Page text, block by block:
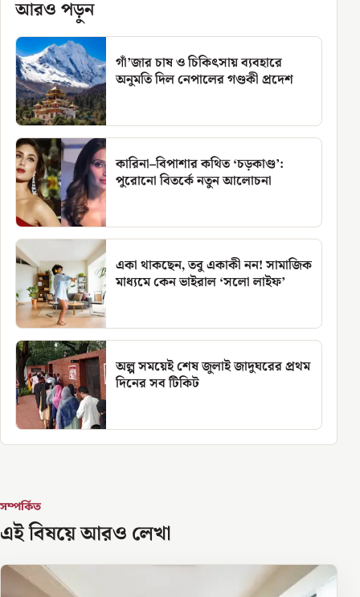
আরও পড়ুন
গাঁ’জার চাষ ও চিকিৎসায় ব্যবহারে
অনুমতি দিল নেপালের গণ্ডকী প্রদেশ
কারিনা–বিপাশার কথিত ‘চড়কাণ্ড’:
পুরোনো বিতর্কে নতুন আলোচনা
একা থাকছেন, তবু একাকী নন! সামাজিক
মাধ্যমে কেন ভাইরাল ‘সলো লাইফ’
অল্প সময়েই শেষ জুলাই জাদুঘরের প্রথম
দিনের সব টিকিট
সম্পর্কিত
এই বিষয়ে আরও লেখা